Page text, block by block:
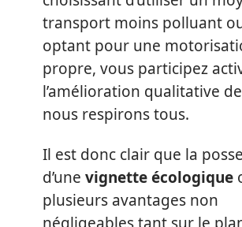
transport moins polluant
optant pour une
propre, vous participez
l’amélioration qualitative de
nous respirons tous.
Il est donc clair que la
d’une vignette écologique
plusieurs avantages non